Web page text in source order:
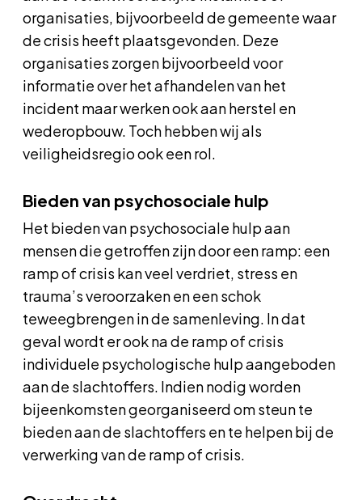
organisaties, bijvoorbeeld de gemeente waar
de crisis heeft plaatsgevonden. Deze
organisaties zorgen bijvoorbeeld voor
informatie over het afhandelen van het
incident maar werken ook aan herstel en
wederopbouw. Toch hebben wij als
veiligheidsregio ook een rol.
Bieden van psychosociale hulp
Het bieden van psychosociale hulp aan
mensen die getroffen zijn door een ramp: een
ramp of crisis kan veel verdriet, stress en
trauma’s veroorzaken en een schok
teweegbrengen in de samenleving. In dat
geval wordt er ook na de ramp of crisis
individuele psychologische hulp aangeboden
aan de slachtoffers. Indien nodig worden
bijeenkomsten georganiseerd om steun te
bieden aan de slachtoffers en te helpen bij de
verwerking van de ramp of crisis.